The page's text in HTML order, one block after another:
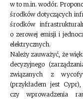
w to m.in. wodór.
środków dotyczących
środków
o zerowej emisji i
elektrycznych.
Należy zauważyć, że
decyzyjnego
związanych z
(przykładem jest
czy wprowadzenia